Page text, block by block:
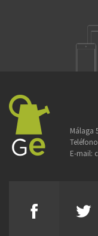
Málaga
E-mail: